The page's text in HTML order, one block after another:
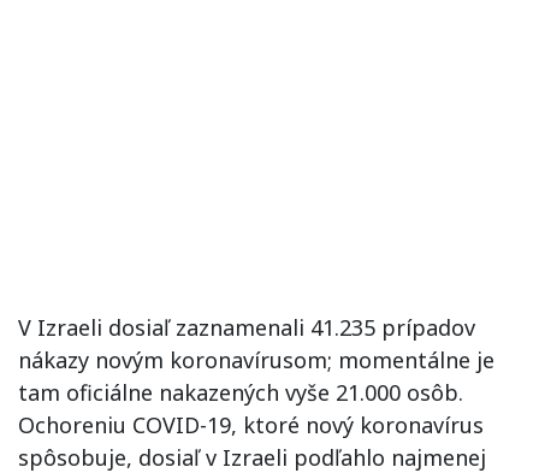
V Izraeli dosiaľ zaznamenali 41.235 prípadov
nákazy novým koronavírusom; momentálne je
tam oficiálne nakazených vyše 21.000 osôb.
Ochoreniu COVID-19, ktoré nový koronavírus
spôsobuje, dosiaľ v Izraeli podľahlo najmenej